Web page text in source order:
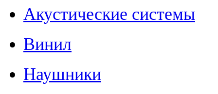
Акустические системы
Винил
Наушники